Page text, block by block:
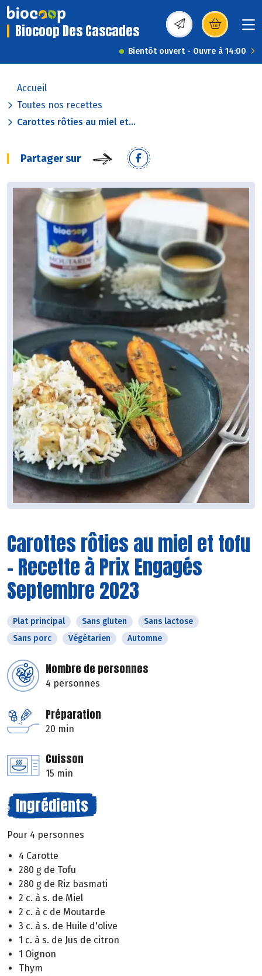
Biocoop Des Cascades (s’ouvre dans une
Bientôt ouvert - Ouvre à 14:00
Accueil
Toutes nos recettes
Carottes rôties au miel et...
Partager sur
Carottes rôties au miel et tofu
- Recette à Prix Engagés
Septembre 2023
Plat principal Sans gluten
Sans lactose
Sans porc
Végétarien Automne
Nombre de personnes
4 personnes
Préparation
20 min
Cuisson
15 min
Ingrédients
Pour 4 personnes
4 Carotte
280 g de Tofu
280 g de Riz basmati
2 c. à s. de Miel
2 c. à c de Moutarde
3 c. à s. de Huile d'olive
1 c. à s. de Jus de citron
1 Oignon
Thym